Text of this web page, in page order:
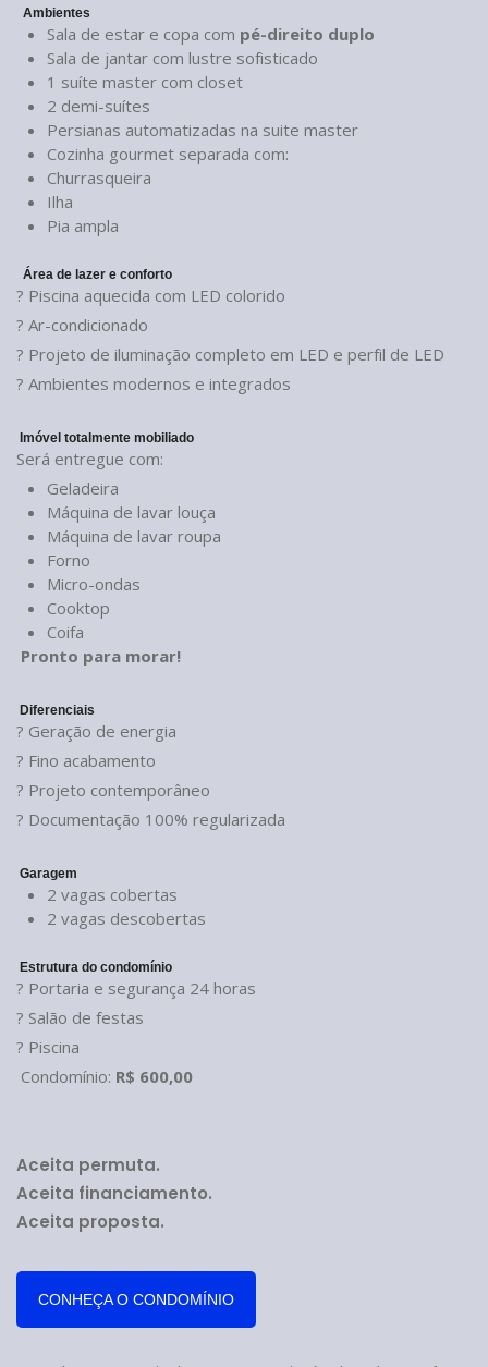
Ambientes
Sala de estar e copa com pé-direito duplo
Sala de jantar com lustre sofisticado
1 suíte master com closet
2 demi-suítes
Persianas automatizadas na suite master
Cozinha gourmet separada com:
Churrasqueira
Ilha
Pia ampla
Área de lazer e conforto
? Piscina aquecida com LED colorido
? Ar-condicionado
? Projeto de iluminação completo em LED e perfil de LED
? Ambientes modernos e integrados
Imóvel totalmente mobiliado
Será entregue com:
Geladeira
Máquina de lavar louça
Máquina de lavar roupa
Forno
Micro-ondas
Cooktop
Coifa
Pronto para morar!
Diferenciais
? Geração de energia
? Fino acabamento
? Projeto contemporâneo
? Documentação 100% regularizada
Garagem
2 vagas cobertas
2 vagas descobertas
Estrutura do condomínio
? Portaria e segurança 24 horas
? Salão de festas
? Piscina
Condomínio: R$ 600,00
Aceita permuta.
Aceita financiamento.
Aceita proposta.
CONHEÇA O CONDOMÍNIO